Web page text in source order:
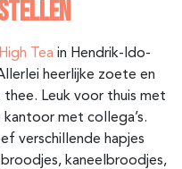
High Tea in Hendrik-Ido-
heerlijke zoete en
Leuk voor thuis met
met collega’s.
verschillende hapjes
kaneelbroodjes,